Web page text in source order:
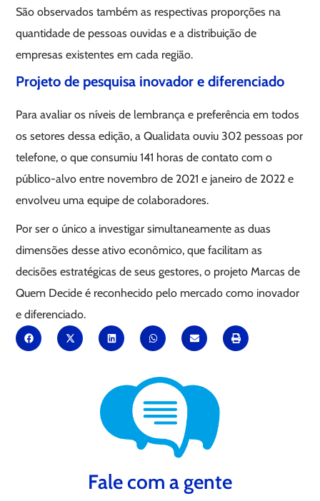
São observados também as respectivas proporções na
quantidade de pessoas ouvidas e a distribuição de
empresas existentes em cada região.
Projeto de pesquisa inovador e diferenciado
Para avaliar os níveis de lembrança e preferência em todos
os setores dessa edição, a Qualidata ouviu 302 pessoas por
telefone, o que consumiu 141 horas de contato com o
público-alvo entre novembro de 2021 e janeiro de 2022 e
envolveu uma equipe de colaboradores.
Por ser o único a investigar simultaneamente as duas
dimensões desse ativo econômico, que facilitam as
decisões estratégicas de seus gestores, o projeto Marcas de
Quem Decide é reconhecido pelo mercado como inovador
e diferenciado.
Fale com a gente